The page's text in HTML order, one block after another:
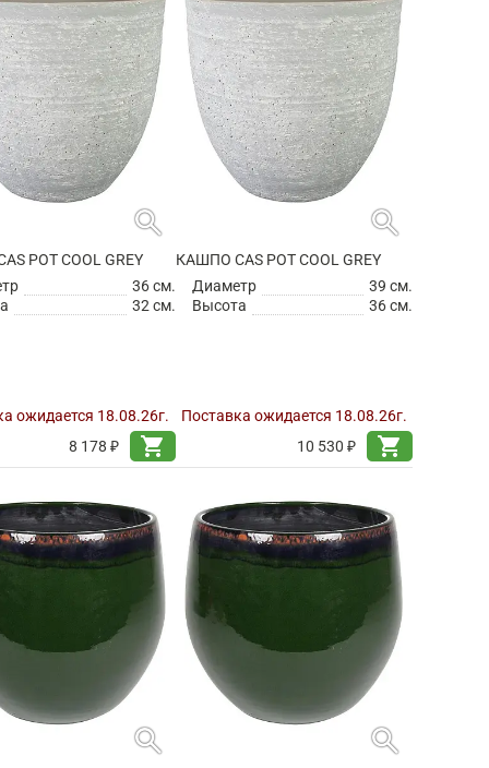
search
POT COOL GREY
36 см.
32 см.
ожидается 18.08.26г.
8 178 ₽
shopping_cart
search
КАШПО CAS POT COOL GREY
Диаметр
39 см.
Высота
36 см.
Поставка ожидается 18.08.26г.
10 530 ₽
shopping_cart
search search